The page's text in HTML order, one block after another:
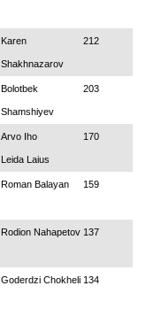
Karen
Shakhnazarov
212
Bolotbek
Shamshiyev
203
Arvo Iho
Leida Laius
170
Roman Balayan 159
Rodion Nahapetov 137
Goderdzi Chokheli 134